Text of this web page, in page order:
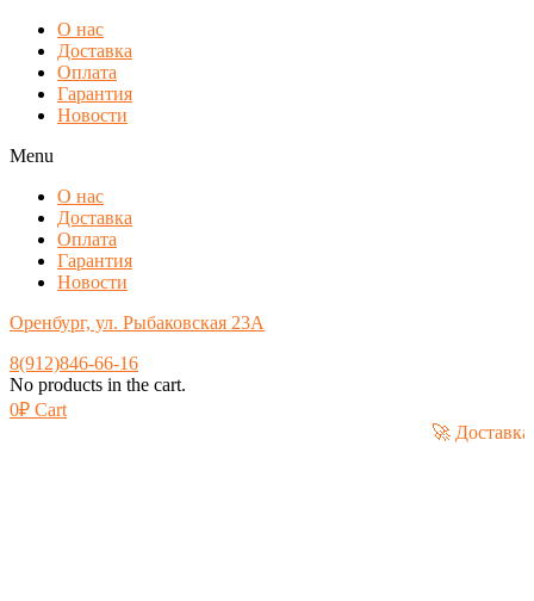
О нас
Доставка
Оплата
Гарантия
Новости
Menu
О нас
Доставка
Оплата
Гарантия
Новости
Оренбург, ул. Рыбаковская 23А
8(912)846-66-16
No products in the cart.
0₽ Cart
🚀